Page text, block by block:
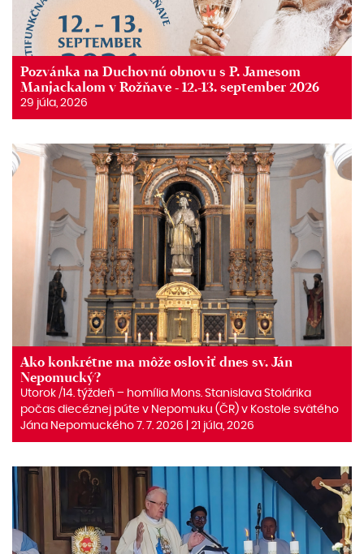
Pozvánka na Duchovnú obnovu s P. Jamesom
Manjackalom v Rožňave - 12.-13. september 2026
29 júla, 2026
Ako konkrétne ma môže osloviť dnes sv. Ján
Nepomucký?
Utorok /14. týždeň – homília Mons. Stanislava Stolárika
počas diecéznej púte v Nepomuku (ČR) v Kostole svätého
Jána Nepomuckého 7. 7. 2026 | 21 júla, 2026